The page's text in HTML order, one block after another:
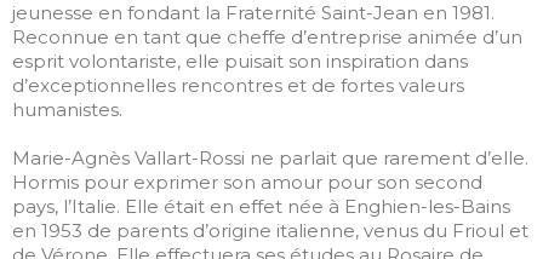
novembre 2019
juillet 2019
jeunesse en fondant la Fraternité Saint-Jean en 1981.
Reconnue en tant que cheffe d’entreprise animée d’un
esprit volontariste, elle puisait son inspiration dans
d’exceptionnelles rencontres et de fortes valeurs
humanistes.
Marie-Agnès Vallart-Rossi ne parlait que rarement d’elle.
Hormis pour exprimer son amour pour son second
pays, l’Italie. Elle était en effet née à Enghien-les-Bains
en 1953 de parents d’origine italienne, venus du Frioul et